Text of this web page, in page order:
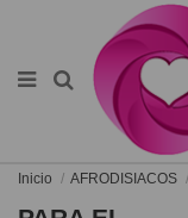
Inicio AFRODISIACOS